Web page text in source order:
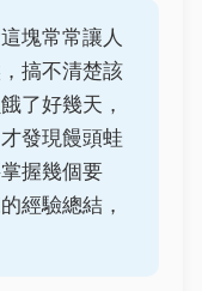
塊常常讓人
搞不清楚該
了好幾天，
發現饅頭蛙
握幾個要
經驗總結，